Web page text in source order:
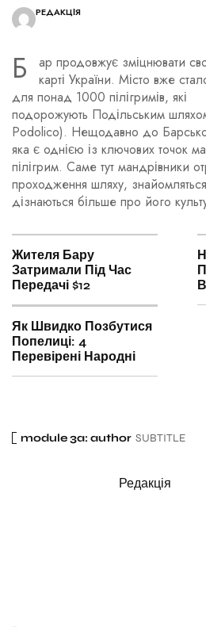
РЕДАКЦІЯ
Б
ар продовжує зміцнювати
карті України. Місто вже
для понад 1000 пілігримів, які
подорожують Подільським
Podolico). Нещодавно до Барської
яка є однією із ключових точок
пілігрим. Саме тут мандрівники
проходження шляху, знайомляться
дізнаються більше про його
Жителя Бару
Затримали Під Час
Передачі $12
Як Швидко Позбутися
Попелиці: 4
Перевірені Народні
module 3a: author SUBTITLE
Редакція